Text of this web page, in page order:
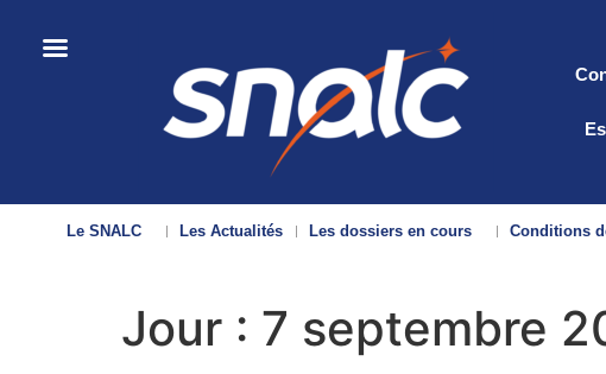
Le SNALC Les Actualités Les dossiers en cours Conditions
Jour : 7 septembre